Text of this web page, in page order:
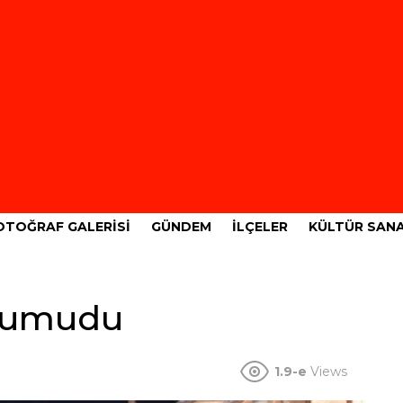
GALERISI GÜNDEM İLÇELER KÜLTÜR
1.9-e Views